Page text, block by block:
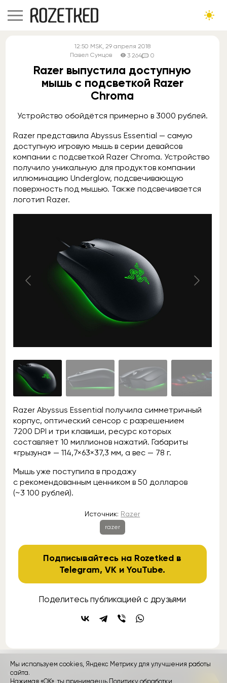
12:50 MSK, 29 апреля 2018
Павел Сумцов
3 264 0
Razer выпустила доступную
мышь с подсветкой Razer
Chromа
Устройство обойдётся примерно в 3000 рублей.
Razer представила Abyssus Essential — самую
доступную игровую мышь в серии девайсов
компании с подсветкой Razer Chromа. Устройство
получило уникальную для продуктов компании
иллюминацию Underglow, подсвечивающую
поверхность под мышью. Также подсвечивается
логотип Razer.
Razer Abyssus Essential получила симметричный
корпус, оптический сенсор с разрешением
7200 DPI и три клавиши, ресурс которых
составляет 10 миллионов нажатий. Габариты
«грызуна» — 114,7×63×37,3 мм, а вес — 78 г.
Мышь уже поступила в продажу
с рекомендованным ценником в 50 долларов
(~3 100 рублей).
Источник: Razer
razer
Подписывайтесь на Rozetked в
Telegram,VK иYouTube.
Поделитесь публикацией с друзьями
контакты
Мы используем cookies, Яндекс Метрику для улучшения работы
сайта.
Нажимая «ОК», ты принимаешь Политику обработки